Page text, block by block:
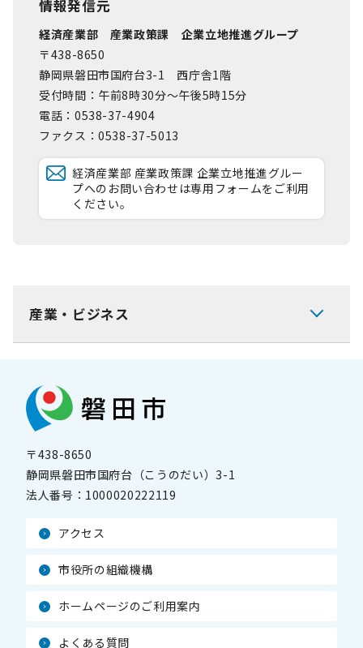
情報発信元
経済産業部 産業政策課 企業立地推進グループ
〒438-8650
静岡県磐田市国府台3-1 西庁舎1階
受付時間：午前8時30分～午後5時15分
電話：0538-37-4904
ファクス：0538-37-5013
経済産業部 産業政策課 企業立地推進グルー
プへのお問い合わせは専用フォームをご利用
ください。
産業・ビジネス
〒438-8650
静岡県磐田市国府台（こうのだい）3-1
法人番号： 1000020222119
アクセス
市役所の組織機構
ホームページのご利用案内
よくある質問